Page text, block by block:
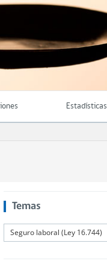
Estadísticas
Temas
Seguro laboral (Ley 16.744)